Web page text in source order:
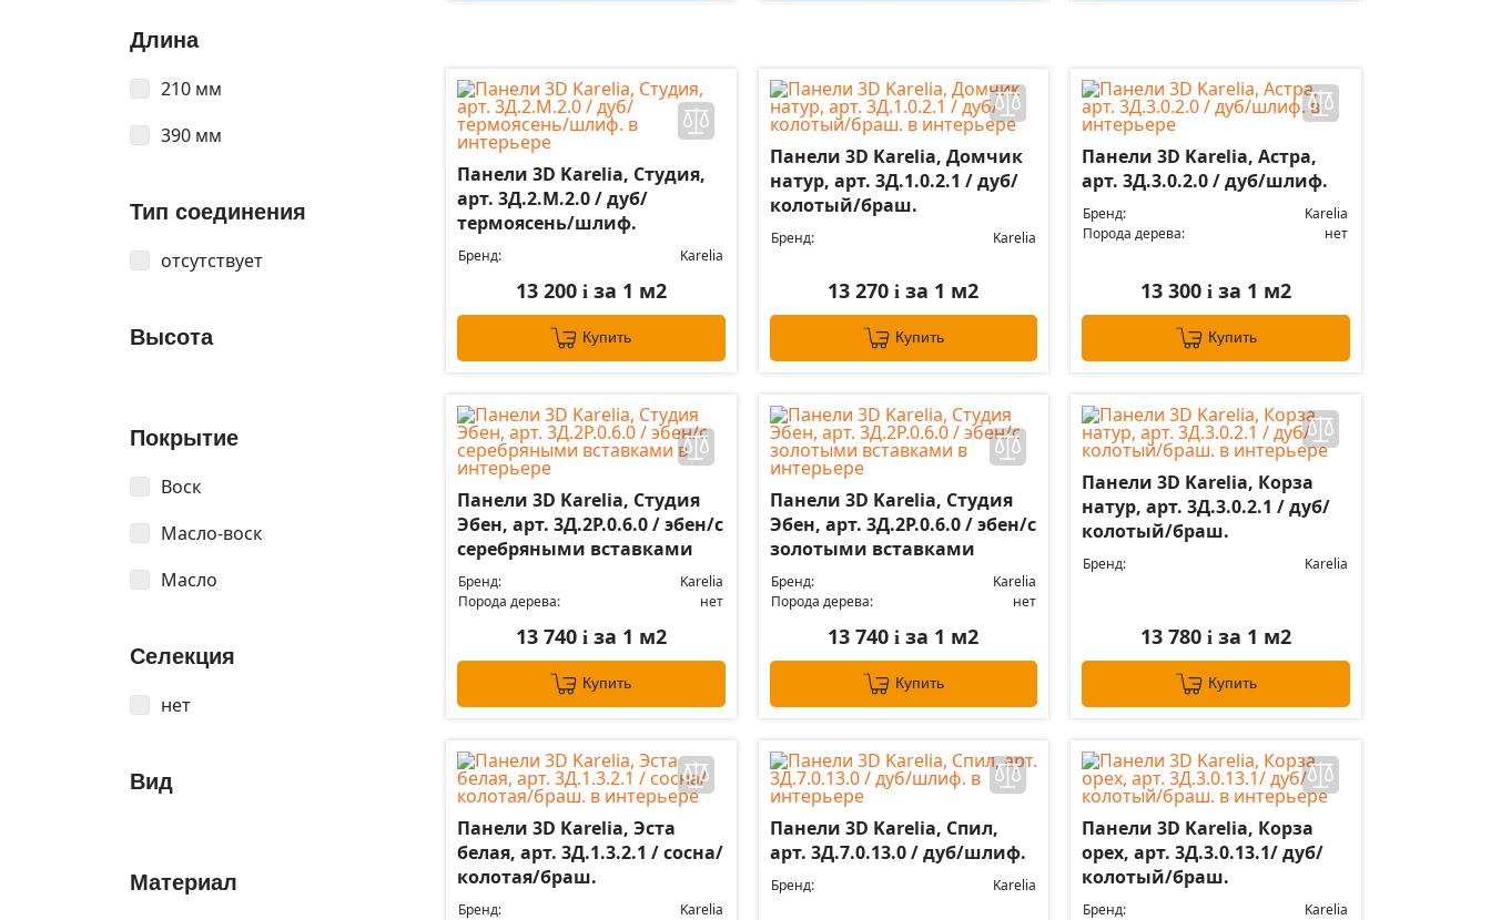
Длина
210 мм
390 мм
Тип соединения
отсутствует
Высота
Покрытие
Воск
Масло-воск
Масло
Селекция
нет
Вид
Материал
Панели 3D Karelia, Студия,
арт. 3Д.2.М.2.0 / дуб/
термоясень/шлиф.
Бренд: Karelia
13 200 i за 1 м2
Купить
Панели 3D Karelia, Домчик
натур, арт. 3Д.1.0.2.1 / дуб/
колотый/браш.
Бренд: Karelia
13 270i за 1 м2
Купить
Панели 3D Karelia, Астра,
арт. 3Д.3.0.2.0 / дуб/шлиф.
Бренд:
Karelia
Порода дерева:
нет
13 300i за 1 м2
Купить
Панели 3D Karelia, Студия
Эбен, арт. 3Д.2Р.0.6.0 / эбен/с
серебряными вставками
Бренд:
Karelia
Порода дерева:
нет
13 740 i за 1 м2
Купить
Панели 3D Karelia, Студия
Эбен, арт. 3Д.2Р.0.6.0 / эбен/с
золотыми вставками
Бренд:
Karelia
Порода дерева:
нет
13 740i за 1 м2
Купить
Панели 3D Karelia, Корза
натур, арт. 3Д.3.0.2.1 / дуб/
колотый/браш.
Бренд: Karelia
13 780i за 1 м2
Купить
Панели 3D Karelia, Эста
белая, арт. 3Д.1.3.2.1 / сосна/
колотая/браш.
Бренд: Karelia
Панели 3D Karelia, Спил,
арт. 3Д.7.0.13.0 / дуб/шлиф.
Бренд: Karelia
Панели 3D Karelia, Корза
орех, арт. 3Д.3.0.13.1/ дуб/
колотый/браш.
Бренд: Karelia